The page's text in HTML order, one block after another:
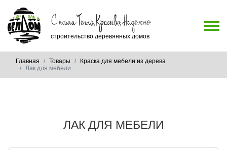
строительство деревянных домов
Главная Товары
Краска для мебели из дерева
Лак для мебели
ЛАК ДЛЯ МЕБЕЛИ